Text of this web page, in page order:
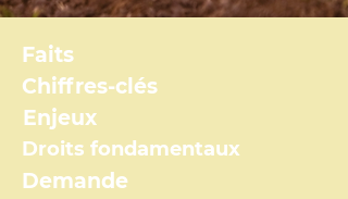
Faits
Chiffres-clés
Enjeux
Droits fondamentaux
Demande